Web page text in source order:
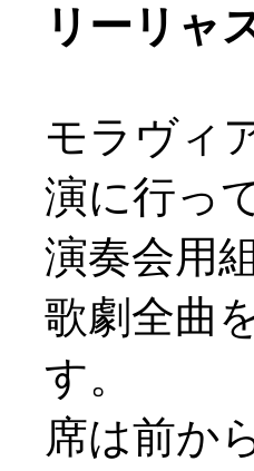
リーリャ
モラヴィ
演に行っ
演奏会用
歌劇全曲
す。
席は前か